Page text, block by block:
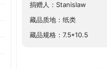
捐赠人：Stanislaw
藏品质地：纸类
藏品规格：7.5*10.5